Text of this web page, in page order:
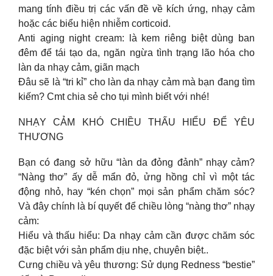
mang tính điều trị các vấn đề về kích ứng, nhạy cảm
hoặc các biểu hiện nhiễm corticoid.
Anti aging night cream: là kem riêng biệt dùng ban
đêm để tái tạo da, ngăn ngừa tình trạng lão hóa cho
làn da nhạy cảm, giãn mạch
Đâu sẽ là “tri kỉ” cho làn da nhạy cảm mà bạn đang tìm
kiếm? Cmt chia sẻ cho tụi mình biết với nhé!
NHẠY CẢM KHÓ CHIỀU THẤU HIỂU ĐỂ YÊU
THƯƠNG
Bạn có đang sở hữu “làn da đỏng đảnh” nhạy cảm?
“Nàng thơ” ấy dễ mẩn đỏ, ửng hồng chỉ vì một tác
động nhỏ, hay “kén chọn” mọi sản phẩm chăm sóc?
Và đây chính là bí quyết để chiều lòng “nàng thơ” nhạy
cảm:
Hiểu và thấu hiểu: Da nhạy cảm cần được chăm sóc
đặc biệt với sản phẩm dịu nhẹ, chuyên biệt..
Cưng chiều và yêu thương: Sử dụng Redness “bestie”